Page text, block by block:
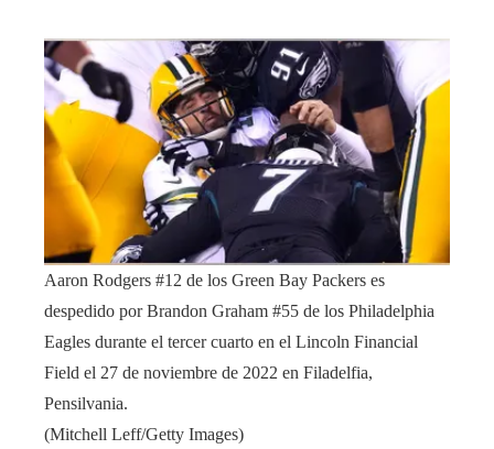
Aaron Rodgers #12 de los Green Bay Packers es
despedido por Brandon Graham #55 de los Philadelphia
Eagles durante el tercer cuarto en el Lincoln Financial
Field el 27 de noviembre de 2022 en Filadelfia,
Pensilvania.
(Mitchell Leff/Getty Images)